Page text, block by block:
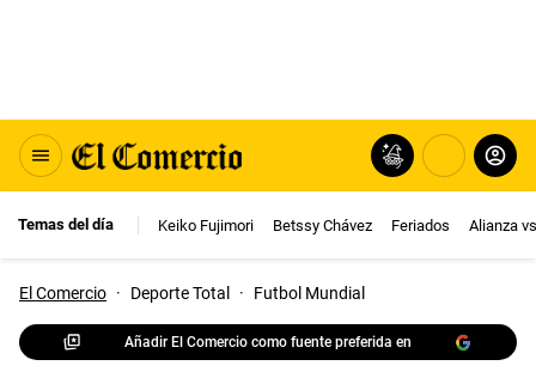
Temas del día Keiko Fujimori Betssy Chávez Feriados Alianza
El Comercio · Deporte Total · Futbol Mundial
Añadir El Comercio como fuente preferida en